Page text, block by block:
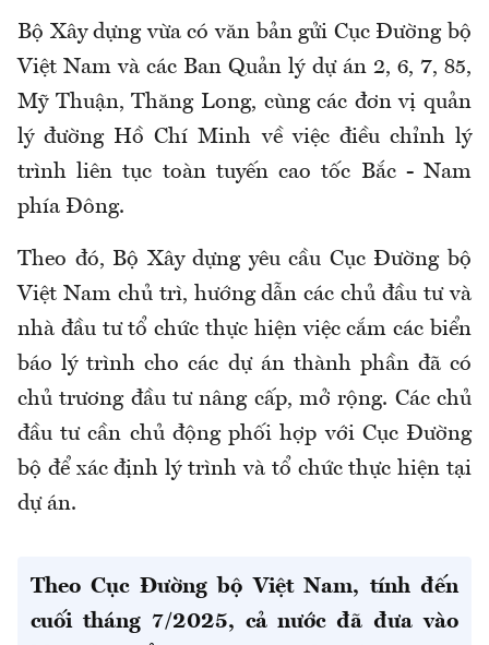
Bộ Xây dựng vừa có văn bản gửi Cục Đường bộ
Việt Nam và các Ban Quản lý dự án 2, 6, 7, 85,
Mỹ Thuận, Thăng Long, cùng các đơn vị quản
lý đường Hồ Chí Minh về việc điều chỉnh lý
trình liên tục toàn tuyến cao tốc Bắc - Nam
phía Đông.
Theo đó, Bộ Xây dựng yêu cầu Cục Đường bộ
Việt Nam chủ trì, hướng dẫn các chủ đầu tư và
nhà đầu tư tổ chức thực hiện việc cắm các biển
báo lý trình cho các dự án thành phần đã có
chủ trương đầu tư nâng cấp, mở rộng. Các chủ
đầu tư cần chủ động phối hợp với Cục Đường
bộ để xác định lý trình và tổ chức thực hiện tại
dự án.
Theo Cục Đường bộ Việt Nam, tính đến
cuối tháng 7/2025, cả nước đã đưa vào